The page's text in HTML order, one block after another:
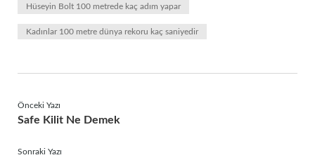
Hüseyin Bolt 100 metrede kaç adım yapar
Kadınlar 100 metre dünya rekoru kaç saniyedir
Önceki Yazı
Safe Kilit Ne Demek
Sonraki Yazı